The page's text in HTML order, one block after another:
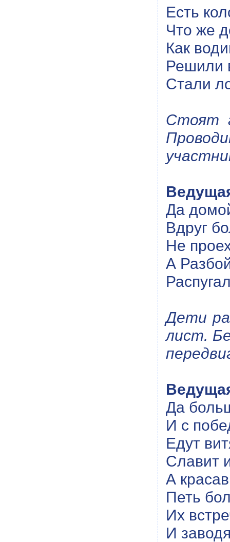
Есть
Что же
Как
Решили
Стали
Стоят
Да
Вдруг
Не
А
Дети
лист.
Да
И с
Едут
Славит
А
Петь
Их
И